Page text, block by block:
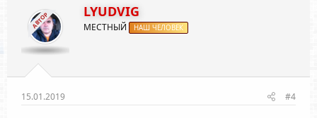
и
и
:
АВТОР LYUDVIG
МЕСТНЫЙ НАШ ЧЕЛОВЕК
15.01.2019 #4